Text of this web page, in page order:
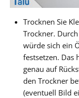
Trocknen Sie
Trockner.
würde sich ein
festsetzen. Das
genau auf
den Trockner
(eventuell Bild